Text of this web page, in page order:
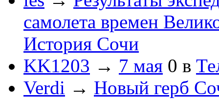
самолета времен
История Сочи
KK1203 → 7 мая 0 в
Verdi → Новый герб